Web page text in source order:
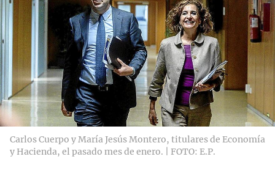
Carlos Cuerpo y María Jesús Montero, titulares de Economía
y Hacienda, el pasado mes de enero. | FOTO: E.P.